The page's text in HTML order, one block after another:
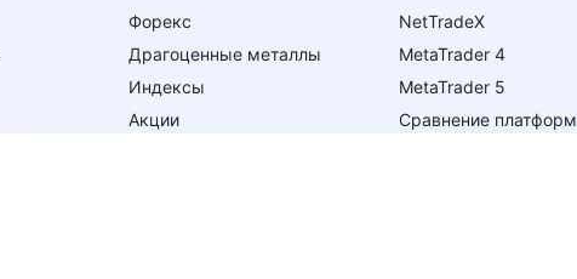
Форекс
Драгоценные металлы
Индексы
Акции
NetTradeX
MetaTrader 4
MetaTrader 5
Сравнение платформ